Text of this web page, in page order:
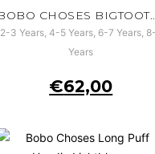
BOBO CHOSES BIGTOOTH
2-3 Years, 4-5 Years, 6-7 Years,
Years
€62,00